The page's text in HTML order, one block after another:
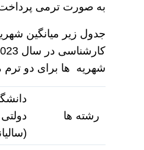
به صورت ترمی
جدول زیر میانگین
شهریه ها برای دو
رشته ها
دولتی